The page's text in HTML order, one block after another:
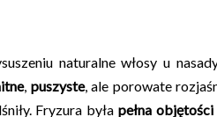
naturalne włosy u
, puszyste, ale porowate
Fryzura była pełna